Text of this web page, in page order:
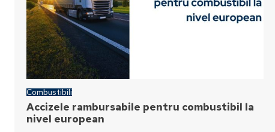
Combustibili
Accizele rambursabile pentru combustibil la
nivel european